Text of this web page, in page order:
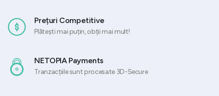
Prețuri Competitive
Plătești mai puțin, obții mai mult!
NETOPIA Payments
Tranzacțiile sunt procesate 3D-Secure